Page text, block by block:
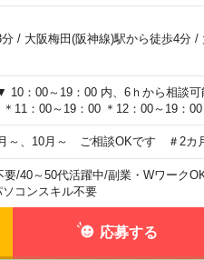
/ 大阪梅田(阪神線)駅から徒歩4分/
：00～19：00 内、6ｈから相談可
＊11：00～19：00 ＊12：00～19：
月～、10月～ ご相談OKです ＃2カ
要/40～50代活躍中/副業・Wワーク
ソコンスキル不要
応募する